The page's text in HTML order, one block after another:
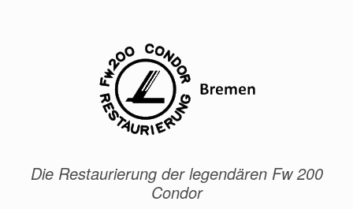
Die Restaurierung der legendären Fw 200
Condor